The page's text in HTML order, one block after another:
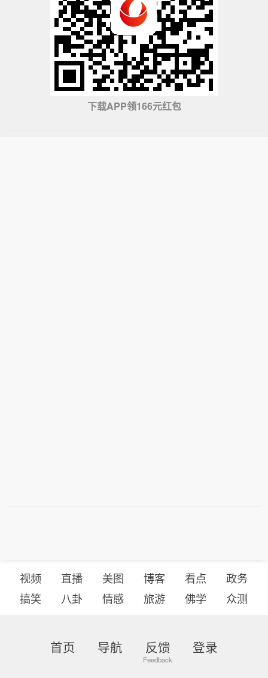
下载APP领166元红包
视频 直播 美图 博客 看点
政务
搞笑
八卦 情感 旅游 佛学 众测
首页 导航 反馈 登录